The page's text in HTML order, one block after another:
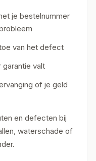
je bestelnummer
van het defect
valt
of je geld
en defecten bij
waterschade of